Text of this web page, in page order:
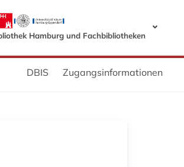
Hamburg und Fachbibliotheken
DBIS Zugangsinformationen